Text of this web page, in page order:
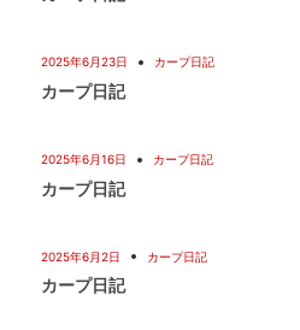
2025年6月23日 カープ日記
カープ日記
2025年6月16日 カープ日記
カープ日記
2025年6月2日 カープ日記
カープ日記